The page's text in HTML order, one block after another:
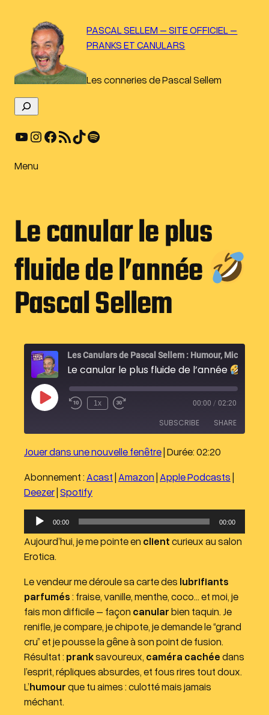
contenu
PASCAL SELLEM – SITE OFFICIEL –
PRANKS ET CANULARS
Les conneries de Pascal Sellem
e
c
e
e
r
YouTube Instagram Facebook Flux RSS TikTok Spotify
Menu
Le canular le plus
fluide de l’année
Pascal Sellem
Le canular le plus fluide de l’année
P
l
i
o
d
e
1x 00:00 / 02:20
SUBSCRIBE SHARE
Acast Amazon
Apple Podcasts Deezer
Spotify
RSS FEED
SHARE
LINK
EMBED
Jouer dans une nouvelle fenêtre|Durée: 02:20
Abonnement : Acast| Amazon| Apple Podcasts|
Deezer|Spotify
e
c
t
e
r
d
i
o
00:00 00:00
Aujourd’hui, je me pointe en clientcurieux au salon
Erotica.
Le vendeur me déroule sa carte des lubrifiants
parfumés: fraise, vanille, menthe, coco… et moi, je
fais mon difficile – façon canularbien taquin. Je
renifle, je compare, je chipote, je demande le “grand
cru” et je pousse la gêne à son point de fusion.
Résultat : pranksavoureux, caméra cachéedans
l’esprit, répliques absurdes, et fous rires tout doux.
L’humourque tu aimes : culotté mais jamais
méchant.